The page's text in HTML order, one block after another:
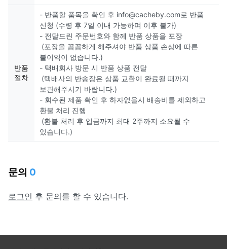
반품
절차
- 반품할 품목을 확인 후 info@cacheby.com로 반품
신청 (수령 후 7일 이내 가능하며 이후 불가)
- 전달드린 주문번호와 함께 반품 상품을 포장
(포장을 꼼꼼하게 해주셔야 반품 상품 손상에 따른
불이익이 없습니다.)
- 택배회사 방문 시 반품 상품 전달
(택배사의 반송장은 상품 교환이 완료될 때까지
보관해주시기 바랍니다.)
- 회수된 제품 확인 후 하자없을시 배송비를 제외하고
환불 처리 진행
(환불 처리 후 입금까지 최대 2주까지 소요될 수
있습니다.)
문의 0
로그인 후 문의를 할 수 있습니다.